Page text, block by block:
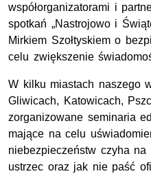
współorganizatorami i
spotkań „Nastrojowo i
Mirkiem Szołtyskiem o
celu zwiększenie
W kilku miastach naszego
Gliwicach, Katowicach,
zorganizowane seminaria
mające na celu
niebezpieczeństw czyha
ustrzec oraz jak nie paść